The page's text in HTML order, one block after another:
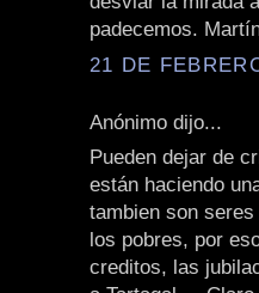
padecemos.
21 DE
Anónimo dijo...
Pueden dejar de
están haciendo
tambien son
los pobres, por
creditos, las